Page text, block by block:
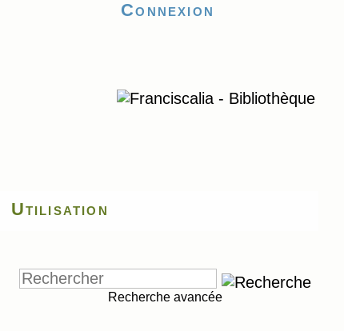
Connexion
Utilisation
Recherche avancée